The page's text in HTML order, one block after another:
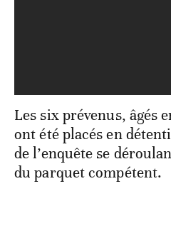
Les six prévenus, âgés
ont été placés en
de l’enquête se
du parquet compétent.